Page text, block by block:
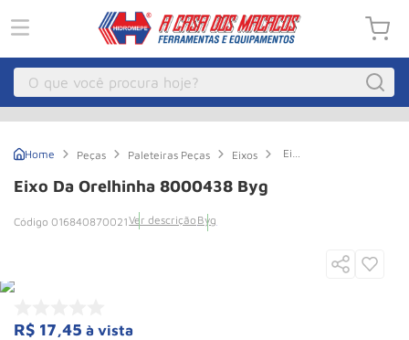
O que você procura hoje?
Peças Paleteiras Peças Eixos
Eixo
Eixo Da Orelhinha 8000438 Byg
016840870021Ver descrição Byg
R$ 17,45 à vista
Guincho Eletrico
Macaco Hidraulico
4º Macaco Jacare
7 Macaco